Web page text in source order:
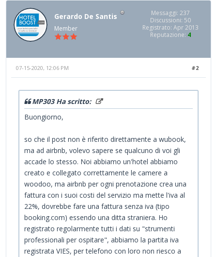
Gerardo De Santis
Member
Messaggi: 237
Discussioni: 50
Registrato: Apr 2013
Reputazione: 4
#2
07-15-2020, 12:06 PM
MP303 Ha scritto:
Buongiorno,
so che il post non è riferito direttamente a wubook,
ma ad airbnb, volevo sapere se qualcuno di voi gli
accade lo stesso. Noi abbiamo un'hotel abbiamo
creato e collegato correttamente le camere a
woodoo, ma airbnb per ogni prenotazione crea una
fattura con i suoi costi del servizio ma mette l'iva al
22%, dovrebbe fare una fattura senza iva (tipo
booking.com) essendo una ditta straniera. Ho
registrato regolarmente tutti i dati su "strumenti
professionali per ospitare", abbiamo la partita iva
registrata VIES, per telefono con loro non riesco a